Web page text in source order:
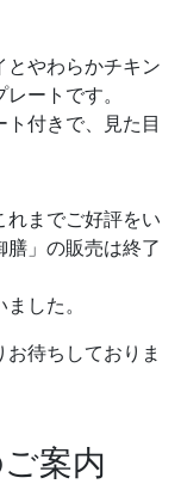
とやわらかチキン
ートです。
付きで、見た目
れまでご好評をい
」の販売は終了
した。
待ちしておりま
案内